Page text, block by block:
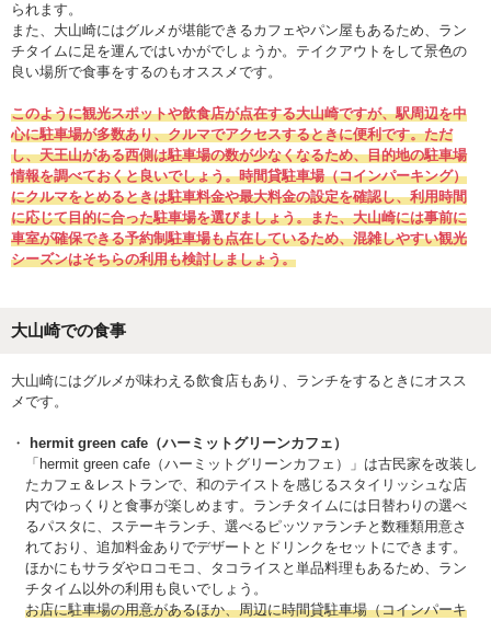
られます。
また、大山崎にはグルメが堪能できるカフェやパン屋もあるため、ラン
チタイムに足を運んではいかがでしょうか。テイクアウトをして景色の
良い場所で食事をするのもオススメです。
このように観光スポットや飲食店が点在する大山崎ですが、駅周辺を中
心に駐車場が多数あり、クルマでアクセスするときに便利です。ただ
し、天王山がある西側は駐車場の数が少なくなるため、目的地の駐車場
情報を調べておくと良いでしょう。時間貸駐車場（コインパーキング）
にクルマをとめるときは駐車料金や最大料金の設定を確認し、利用時間
に応じて目的に合った駐車場を選びましょう。また、大山崎には事前に
車室が確保できる予約制駐車場も点在しているため、混雑しやすい観光
シーズンはそちらの利用も検討しましょう。
大山崎での食事
大山崎にはグルメが味わえる飲食店もあり、ランチをするときにオスス
メです。
hermit green cafe（ハーミットグリーンカフェ）
「hermit green cafe（ハーミットグリーンカフェ）」は古民家を改装し
たカフェ＆レストランで、和のテイストを感じるスタイリッシュな店
内でゆっくりと食事が楽しめます。ランチタイムには日替わりの選べ
るパスタに、ステーキランチ、選べるピッツァランチと数種類用意さ
れており、追加料金ありでデザートとドリンクをセットにできます。
ほかにもサラダやロコモコ、タコライスと単品料理もあるため、ラン
チタイム以外の利用も良いでしょう。
お店に駐車場の用意があるほか、周辺に時間貸駐車場（コインパーキ